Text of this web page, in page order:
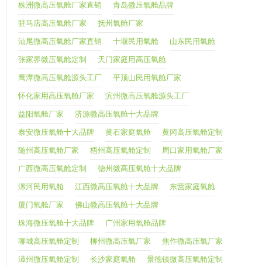
株洲微高压氧舱厂家直销 青岛微压氧舱品牌
驻马店高压氧舱厂家 抚州氧舱厂家
汕尾微高压氧舱厂家直销 十堰民用氧舱 山东民用氧舱
张家界微压氧舱定制 天门家庭用高压氧舱
鹰潭微高压氧舱源头工厂 平顶山民用氧舱厂家
怀化家用高压氧舱厂家 滨州微高压氧舱源头工厂
益阳氧舱厂家 济源微高压氧舱十大品牌
泰安微压氧舱十大品牌 黄石家庭氧舱 黄冈高压氧舱定制
随州高压氧舱厂家 梧州高压氧舱定制 周口家用氧舱厂家
广西微高压氧舱定制 德州微高压氧舱十大品牌
漯河民用氧舱 江西微高压氧舱十大品牌 东营家庭氧舱
厦门氧舱厂家 佛山微高压氧舱十大品牌
珠海微压氧舱十大品牌 广州家用氧舱品牌
聊城高压氧舱定制 柳州微高压氧厂家 焦作微高压氧厂家
漳州微压氧舱定制 长沙家庭氧舱 景德镇微高压氧舱定制